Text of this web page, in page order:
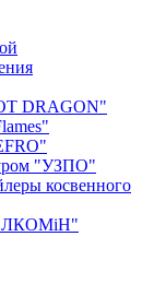
DRAGON"
"УЗПО"
косвенного